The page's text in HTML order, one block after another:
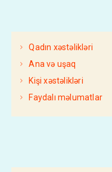
Qadın xəstəlikləri
Ana və uşaq
Kişi xəstəlikləri
Faydalı məlumatlar